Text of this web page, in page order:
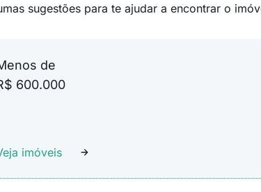
sugestões para te ajudar a encontrar o
de
600.000
imóveis